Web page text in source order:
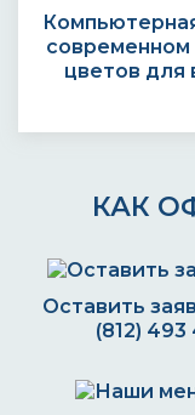
современном
цветов для
КАК
Оставить
(812) 493